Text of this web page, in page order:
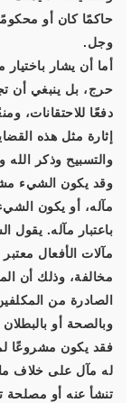
حاكمًا كان أو
وجل.
أما أن يشار
حرج، بل ينبغي أن
دفعًا للاحتقانات،
إثارة مثل هذه
والتسبيح وذكر الله
وقد يكون الشيء
مآله، أو يكون
باعتبار مآله.
مآلات الأفعال
مخالفة، وذلك أن
الصادرة من
وبالصحة أو
فقد يكون مشروعًا
له مآل على خلاف
تنشأ عنه أو مصلحة